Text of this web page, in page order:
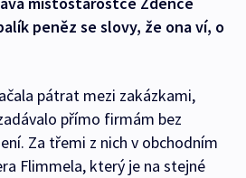
peněz se slovy, že ona ví, o
pátrat mezi zakázkami,
přímo firmám bez
Za třemi z nich v obchodním
Flimmela, který je na stejné